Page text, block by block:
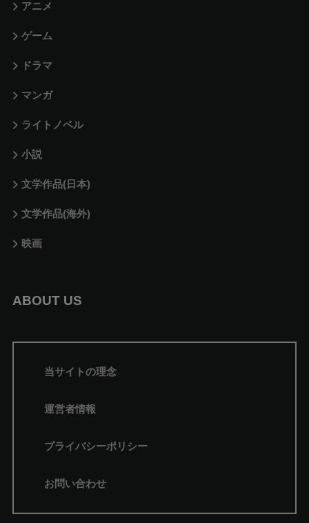
アニメ
ゲーム
ドラマ
マンガ
ライトノベル
小説
文学作品(日本)
文学作品(海外)
映画
ABOUT US
当サイトの理念
運営者情報
プライバシーポリシー
お問い合わせ